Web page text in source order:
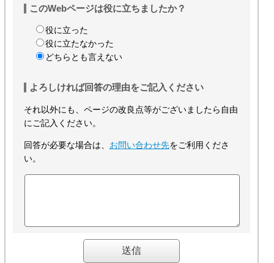
このWebページは役に立ちましたか？
役に立った
役に立たなかった
どちらとも言えない
よろしければ回答の理由をご記入ください
それ以外にも、ページの改良点等がございましたら自由
にご記入ください。
回答が必要な場合は、 お問い合わせ先をご利用くださ
い。